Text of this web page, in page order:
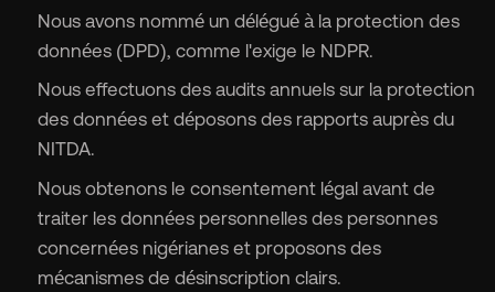
Nous avons nommé un délégué à la protection des
données (DPD), comme l'exige le NDPR.
Nous effectuons des audits annuels sur la protection
des données et déposons des rapports auprès du
NITDA.
Nous obtenons le consentement légal avant de
traiter les données personnelles des personnes
concernées nigérianes et proposons des
mécanismes de désinscription clairs.